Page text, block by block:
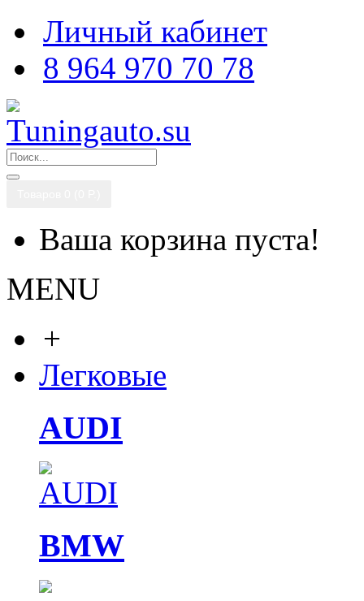
Личный кабинет
8 964 970 70 78
Ваша корзина пуста!
MENU
+
Легковые
AUDI
BMW